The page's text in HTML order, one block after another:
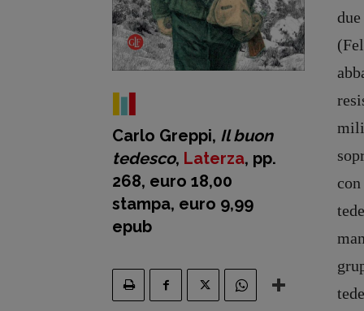
Carlo Greppi, Il buon
tedesco, Laterza, pp.
268, euro 18,00
stampa, euro 9,99
epub